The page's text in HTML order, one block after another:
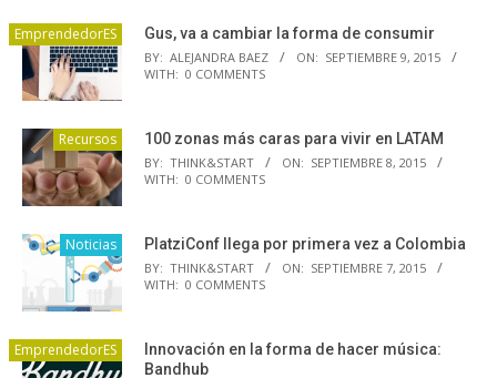
EmprendedorES Gus, va a cambiar la forma de consumir
BY: ALEJANDRA BAEZ ON: SEPTIEMBRE 9, 2015
WITH: 0 COMMENTS
Recursos 100 zonas más caras para vivir en LATAM
BY: THINK&START ON: SEPTIEMBRE 8, 2015
WITH: 0 COMMENTS
Noticias PlatziConf llega por primera vez a Colombia
BY: THINK&START ON: SEPTIEMBRE 7, 2015
WITH: 0 COMMENTS
EmprendedorES
Innovación en la forma de hacer música:
Bandhub